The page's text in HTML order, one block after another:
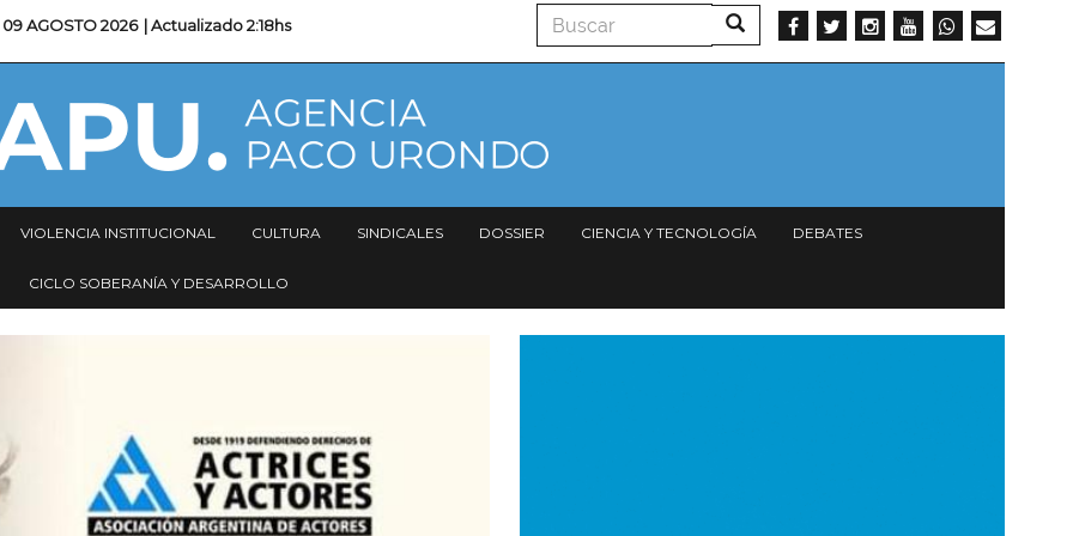
09 AGOSTO 2026 | Actualizado2:18hs Buscar Buscar
VIOLENCIA INSTITUCIONAL CULTURA SINDICALES DOSSIER CIENCIA Y TECNOLOGÍA DEBATES
CICLO SOBERANÍA Y DESARROLLO